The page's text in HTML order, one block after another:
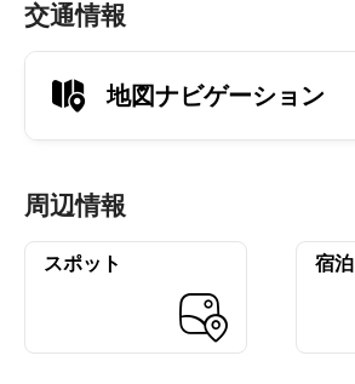
交通情報
地図ナビゲーション
周辺情報
スポット 宿泊